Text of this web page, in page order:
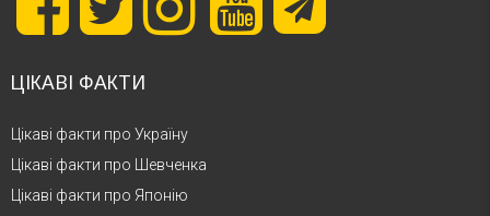
ЦІКАВІ ФАКТИ
Цікаві факти про Україну
Цікаві факти про Шевченка
Цікаві факти про Японію